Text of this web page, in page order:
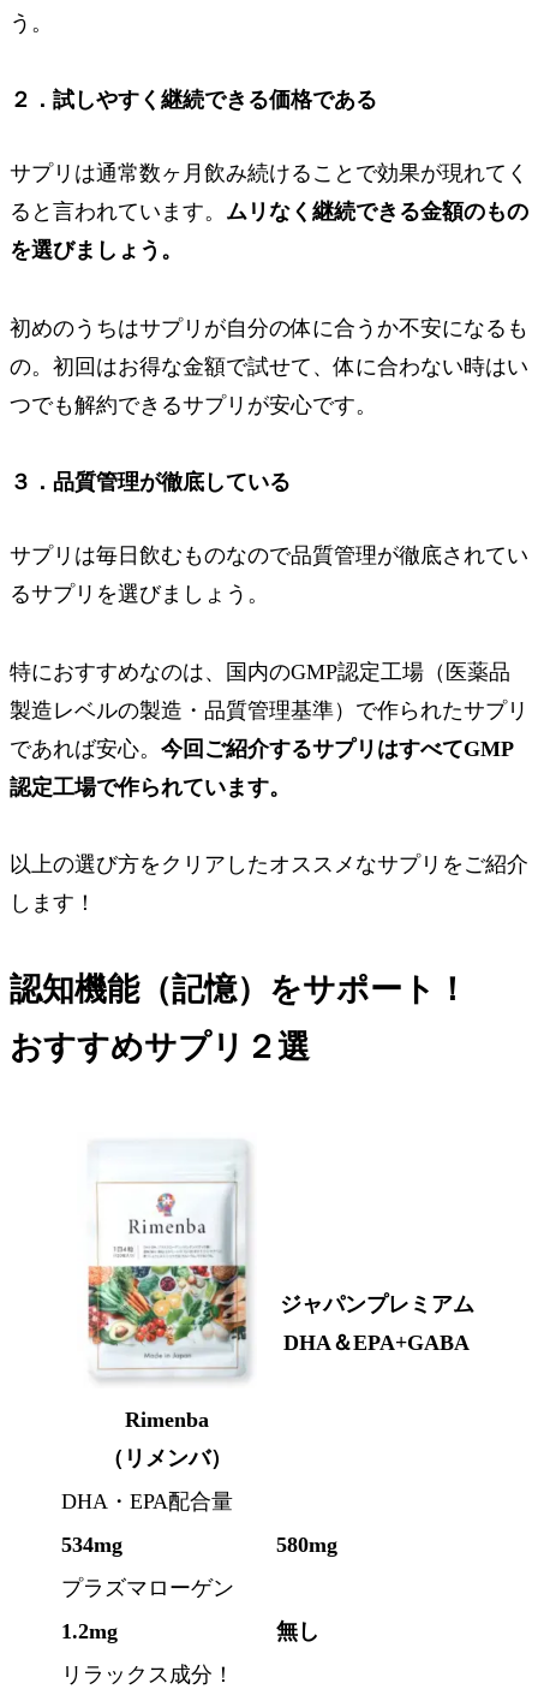
う。
２．試しやすく継続できる価格である
サプリは通常数ヶ月飲み続けることで効果が現れてく
ると言われています。 ムリなく継続できる金額のもの
を選びましょう。
初めのうちはサプリが自分の体に合うか不安になるも
の。 初回はお得な金額で試せて、体に合わない時はい
つでも解約できるサプリが安心です。
３．品質管理が徹底している
サプリは毎日飲むものなので品質管理が徹底されてい
るサプリを選びましょう。
特におすすめなのは、 国内のGMP認定工場 （医薬品
製造レベルの製造・品質管理基準）で作られたサプリ
であれば安心。 今回ご紹介するサプリはすべてGMP
認定工場で作られています。
以上の選び方をクリアしたオススメなサプリをご紹介
します！
認知機能（記憶）をサポート！
おすすめサプリ２選
Rimenba
（リメンバ）
ジャパンプレミアム
DHA＆EPA+GABA
DHA・EPA配合量
534mg
580mg
プラズマローゲン
1.2mg
無し
リラックス成分！